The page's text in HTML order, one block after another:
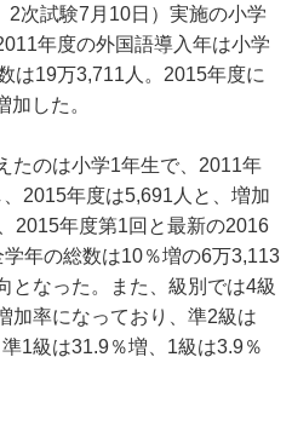
次試験7月10日）実施の小学
年度の外国語導入年は小学
は19万3,711人。2015年度に
した。
たのは小学1年生で、2011年
2015年度は5,691人と、増加
2015年度第1回と最新の2016
年の総数は10％増の6万3,113
となった。また、級別では4級
加率になっており、準2級は
1級は31.9％増、1級は3.9％